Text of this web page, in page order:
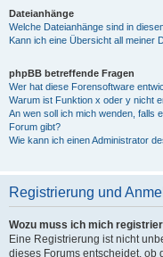
Dateianhänge
Welche Dateianhänge sind in
Kann ich eine Übersicht all meiner
phpBB betreffende Fragen
Wer hat diese Forensoftware
Warum ist Funktion x oder y nicht
An wen soll ich mich wenden, falls
Forum gibt?
Wie kann ich einen Administrator
Registrierung und
Wozu muss ich mich
Eine Registrierung ist nicht
dieses Forums entscheidet, ob